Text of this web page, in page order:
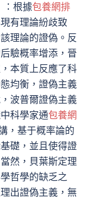
根據包養網排
有理論紛歧致
理論的證偽。反
驗概率增添，晉
本質上反應了科
均衡，證偽主義
波普爾證偽主義
科學家通包養網
，基于概率論的
礎，並且使得證
然，貝葉斯定理
哲學的缺乏之
出證偽主義，無